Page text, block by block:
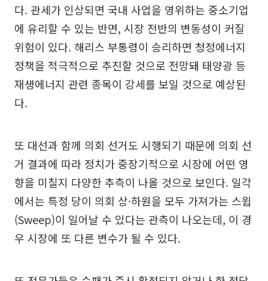
다. 관세가 인상되면 국내 사업을 영위하는 중소기업
에 유리할 수 있는 반면, 시장 전반의 변동성이 커질
위험이 있다. 해리스 부통령이 승리하면 청정에너지
정책을 적극적으로 추진할 것으로 전망돼 태양광 등
재생에너지 관련 종목이 강세를 보일 것으로 예상된
다.
또 대선과 함께 의회 선거도 시행되기 때문에 의회 선
거 결과에 따라 정치가 중장기적으로 시장에 어떤 영
향을 미칠지 다양한 추측이 나올 것으로 보인다. 일각
에서는 특정 당이 의회 상·하원을 모두 가져가는 스윕
(Sweep)이 일어날 수 있다는 관측이 나오는데, 이 경
우 시장에 또 다른 변수가 될 수 있다.